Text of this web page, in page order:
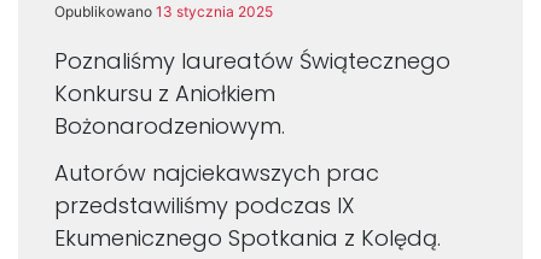
Opublikowano 13 stycznia 2025
Poznaliśmy laureatów Świątecznego
Konkursu z Aniołkiem
Bożonarodzeniowym.
Autorów najciekawszych prac
przedstawiliśmy podczas IX
Ekumenicznego Spotkania z Kolędą.